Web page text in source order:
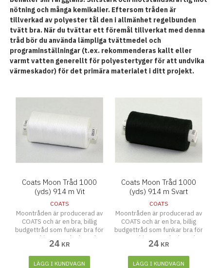
nötning och många kemikalier. Eftersom tråden är
tillverkad av polyester tål den i allmänhet regelbunden
tvätt bra. När du tvättar ett föremål tillverkat med denna
tråd bör du använda lämpliga tvättmedel och
programinställningar (t.ex. rekommenderas kallt eller
varmt vatten generellt för polyestertyger för att undvika
värmeskador) för det primära materialet i ditt projekt.
Coats Moon Tråd 1000
(yds) 914 m Vit
COATS
Moontråden är producerad av
COATS och är en bra, billig
budgettråd som funkar bra för
symaskiner, overlocks och
även att sy för hand. Tjocklek
120
24 KR
LÄGG I KUNDVAGN
Coats Moon Tråd 1000
(yds) 914 m Svart
COATS
Moontråden är producerad av
COATS och är en bra, billig
budgettråd som funkar bra för
symaskiner, overlocks och
även att sy för hand. Tjocklek
120
24 KR
LÄGG I KUNDVAGN